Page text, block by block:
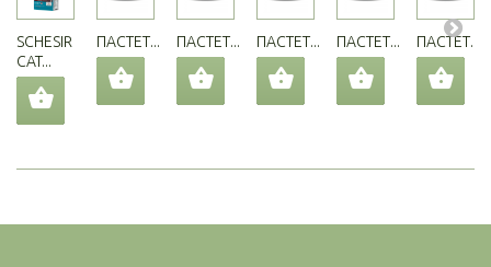
SCHESIR
CAT...
ПАСТЕТ... ПАСТЕТ... ПАСТЕТ... ПАСТЕТ... ПАСТЕТ...